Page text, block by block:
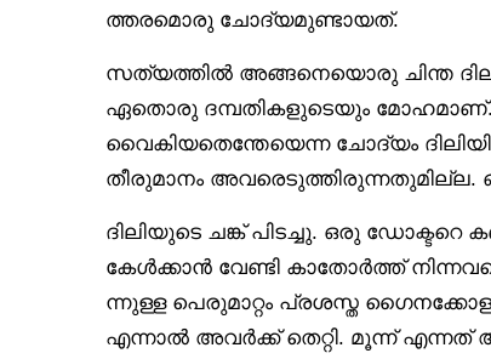
ത്തരമൊരു ചോദ്യമുണ്ടായത്.
സത്യത്തിൽ അങ്ങനെയൊരു ചിന്ത
ഏതൊരു ദമ്പതികളുടെയും മോഹമാണ്.
വൈകിയതെന്തേയെന്ന ചോദ്യം
തീരുമാനം അവരെടുത്തിരുന്നതുമില്ല.
ദിലിയുടെ ചങ്ക് പിടച്ചു. ഒരു
കേൾക്കാൻ വേണ്ടി കാതോർത്ത്
ന്നുള്ള പെരുമാറ്റം പ്രശസ്ത
എന്നാൽ അവർക്ക് തെറ്റി. മൂന്ന്